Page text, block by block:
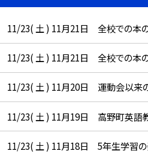
11/23( 土 ) 11月21日 全校での本
11/23( 土 ) 11月21日 全校での本
11/23( 土 ) 11月20日 運動会以来
11/23( 土 ) 11月19日 高野町英語
11/23( 土 ) 11月18日 5年生学習